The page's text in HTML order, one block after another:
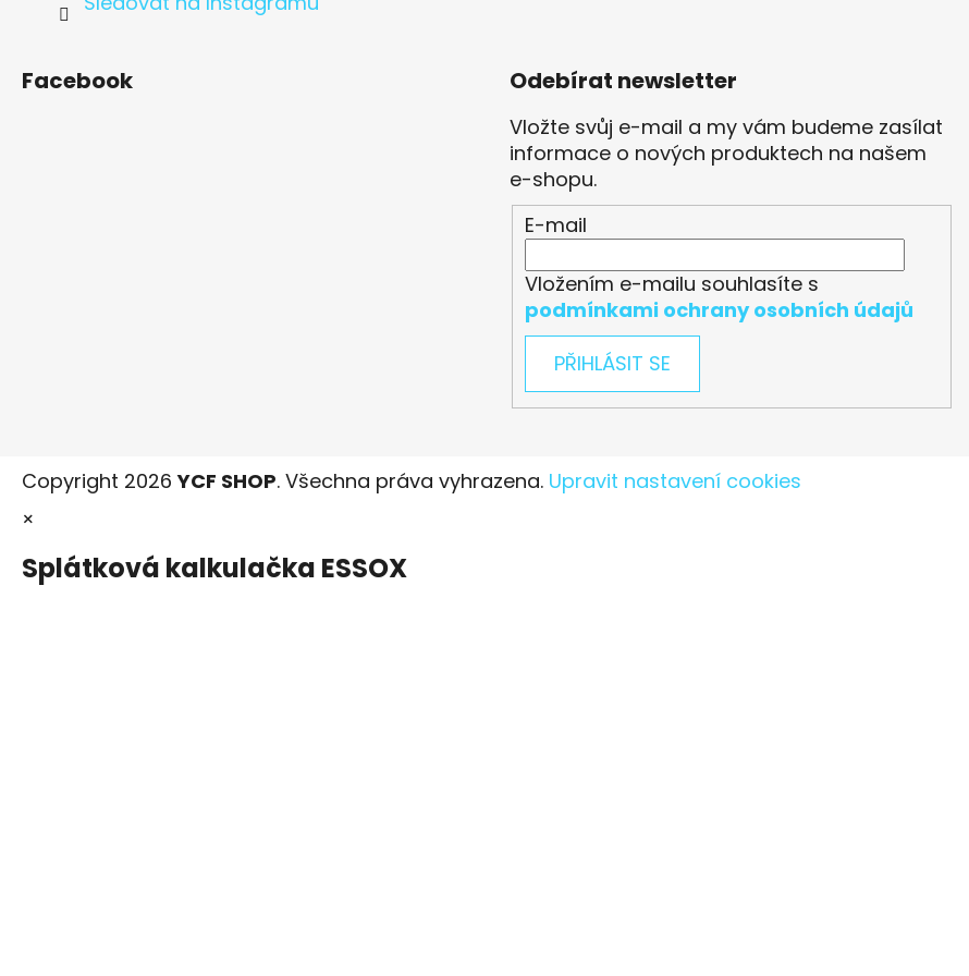
Facebook Odebírat newsletter
Vložte svůj e-mail a my vám budeme zasílat
informace o nových produktech na našem
e-shopu.
E-mail
Vložením e-mailu souhlasíte s
podmínkami ochrany osobních údajů
PŘIHLÁSIT SE
Copyright 2026YCF SHOP. Všechna práva vyhrazena. Upravit nastavení cookies
×
Splátková kalkulačka ESSOX